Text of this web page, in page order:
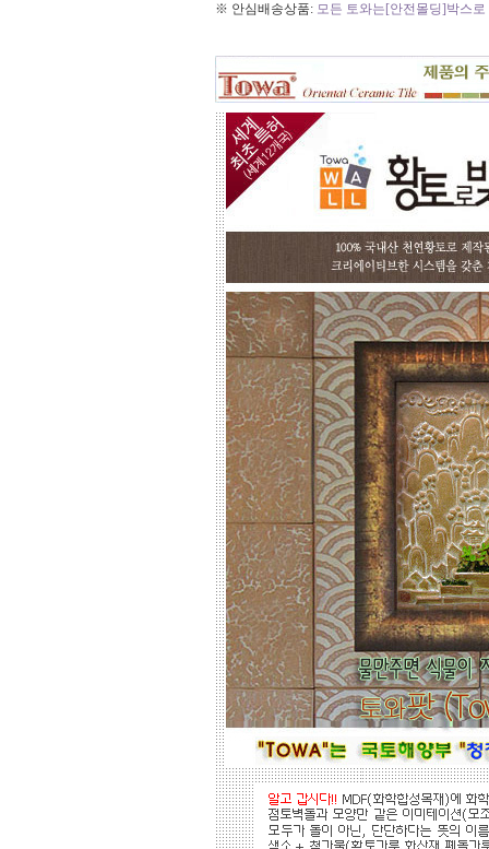
※ 안심배송상품: 모든 토와는[안전몰딩]박스